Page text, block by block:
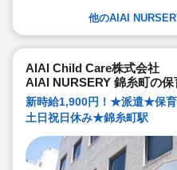
別療育も行っていま
制度を用意していま
●宿舎借り上げ制度
負担してくださいま
他のAIAI
AIAI Child Care株式会社
AIAI NURSERY 錦糸町の保
新時給1,900円！★派遣★保
土日祝日休み★錦糸町駅